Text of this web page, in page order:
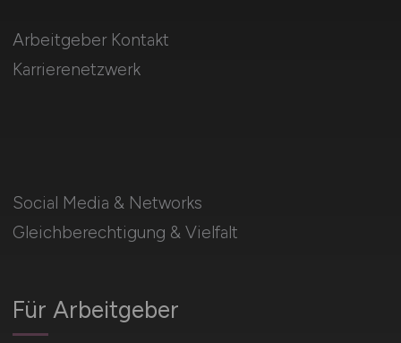
Social Media & Networks
Gleichberechtigung & Vielfalt
Für Arbeitgeber
Arbeitgeber Kontakt
Karrierenetzwerk